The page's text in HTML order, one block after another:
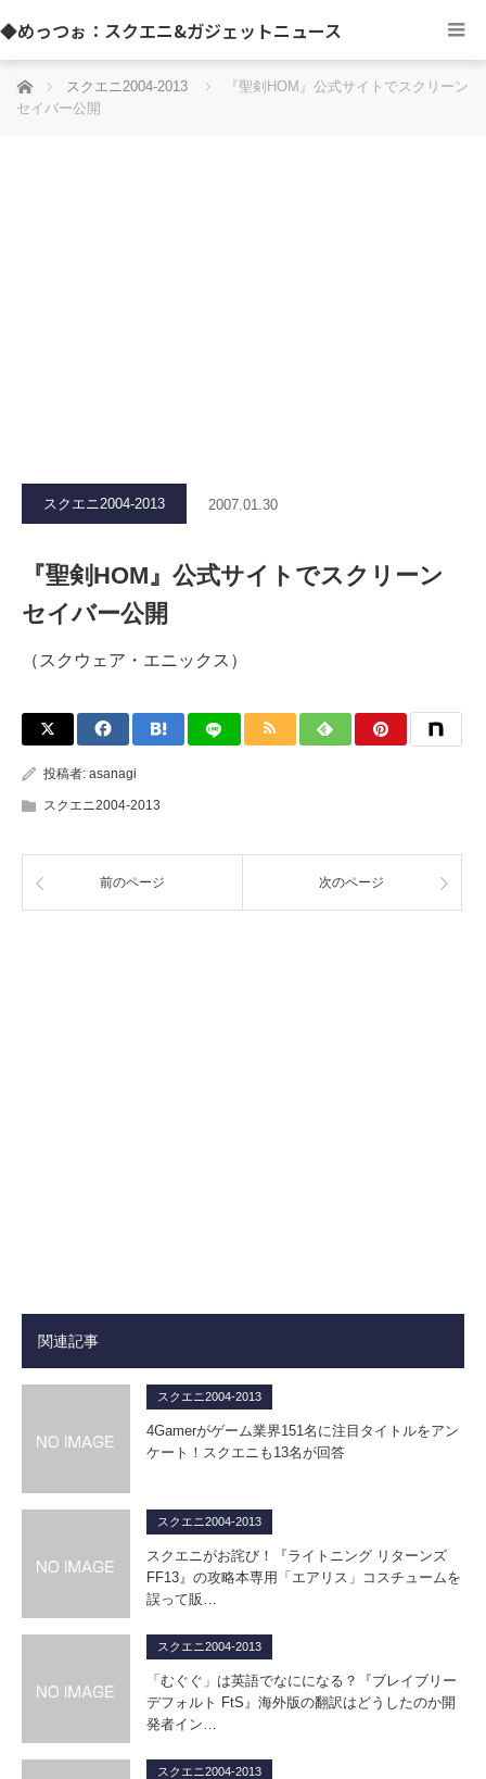
◆めっつぉ：スクエニ&ガジェットニュース
ホーム スクエニ2004-2013
『聖剣HOM』公式サイトでスクリーン
セイバー公開
スクエニ2004-2013 2007.01.30
『聖剣HOM』公式サイトでスクリーン
セイバー公開
（スクウェア・エニックス）
投稿者: asanagi
スクエニ2004-2013
前のページ 次のページ
関連記事
スクエニ2004-2013
4Gamerがゲーム業界151名に注目タイトルをアン
ケート！スクエニも13名が回答
スクエニ2004-2013
スクエニがお詫び！『ライトニング リターンズ
FF13』の攻略本専用「エアリス」コスチュームを
誤って販…
スクエニ2004-2013
「むぐぐ」は英語でなにになる？『ブレイブリー
デフォルト FtS』海外版の翻訳はどうしたのか開
発者イン…
スクエニ2004-2013